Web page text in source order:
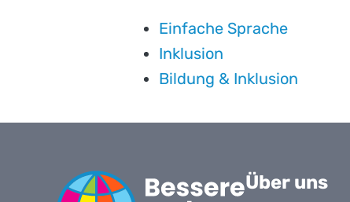
Einfache Sprache
Inklusion
Bildung & Inklusion
Über uns